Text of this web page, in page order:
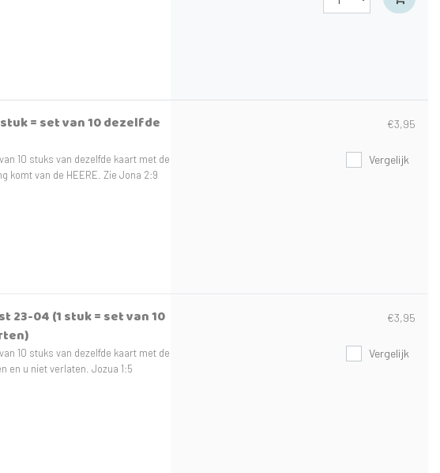
= set van 10 dezelfde
10 stuks van dezelfde kaart met de
komt van de HEERE. Zie Jona 2:9
€3,95
Vergelijk
23-04 (1 stuk = set van 10
10 stuks van dezelfde kaart met de
en u niet verlaten. Jozua 1:5
€3,95
Vergelijk